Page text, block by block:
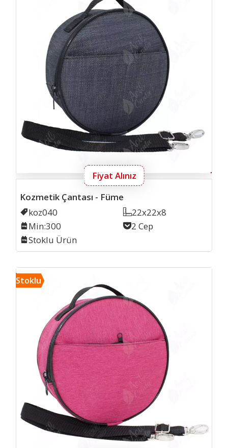
Fiyat Alınız
Kozmetik Çantası - Füme
Kodu
koz040 Ölçü
22x22x8
Min. İmalat
Min:300 Cep Sayısı
2 Cep
Stok
Stoklu Ürün
Stoklu